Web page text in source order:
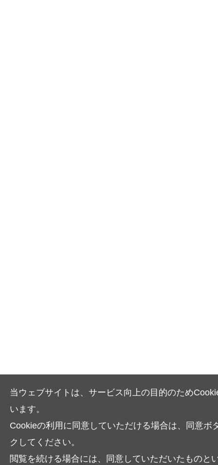
当ウェブサイトは、サービス向上の目的のため
います。
Cookieの利用に同意していただける場合は、同意ボ
クしてください。
閲覧を続ける場合には、同意していただいたものと